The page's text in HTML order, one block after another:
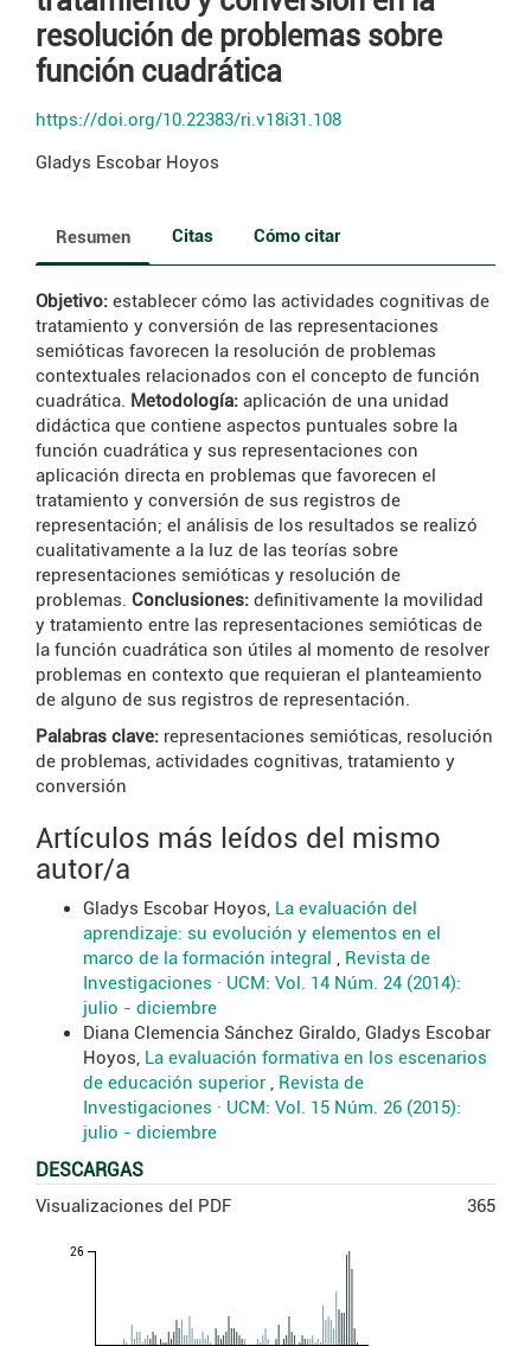
resolución de problemas sobre
función cuadrática
https://doi.org/10.22383/ri.v18i31.108
Gladys Escobar Hoyos
Resumen Citas Cómo citar
Objetivo: establecer cómo las actividades cognitivas de
tratamiento y conversión de las representaciones
semióticas favorecen la resolución de problemas
contextuales relacionados con el concepto de función
cuadrática. Metodología: aplicación de una unidad
didáctica que contiene aspectos puntuales sobre la
función cuadrática y sus representaciones con
aplicación directa en problemas que favorecen el
tratamiento y conversión de sus registros de
representación; el análisis de los resultados se realizó
cualitativamente a la luz de las teorías sobre
representaciones semióticas y resolución de
problemas. Conclusiones: definitivamente la movilidad
y tratamiento entre las representaciones semióticas de
la función cuadrática son útiles al momento de resolver
problemas en contexto que requieran el planteamiento
de alguno de sus registros de representación.
Palabras clave: representaciones semióticas, resolución
de problemas, actividades cognitivas, tratamiento y
conversión
Artículos más leídos del mismo
autor/a
Gladys Escobar Hoyos, La evaluación del
aprendizaje: su evolución y elementos en el
marco de la formación integral , Revista de
Investigaciones · UCM: Vol. 14 Núm. 24 (2014):
julio - diciembre
Diana Clemencia Sánchez Giraldo, Gladys Escobar
Hoyos, La evaluación formativa en los escenarios
de educación superior , Revista de
Investigaciones · UCM: Vol. 15 Núm. 26 (2015):
julio - diciembre
DESCARGAS
Visualizaciones del PDF 365
26